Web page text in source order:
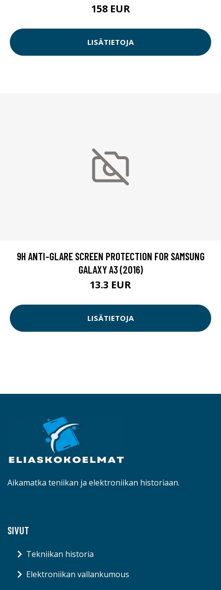
158 EUR
LISÄTIETOJA
9H ANTI-GLARE SCREEN PROTECTION FOR SAMSUNG
GALAXY A3 (2016)
13.3 EUR
LISÄTIETOJA
Aikamatka teniikan ja elektroniikan historiaan.
SIVUT
Tekniikan historia
Elektroniikan vallankumous